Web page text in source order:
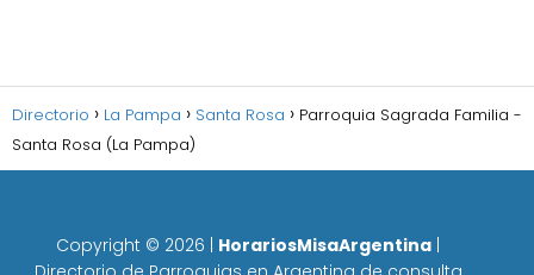
Directorio La Pampa Santa Rosa
Parroquia Sagrada Familia -
Santa Rosa (La Pampa)
Copyright © 2026 HorariosMisaArgentina